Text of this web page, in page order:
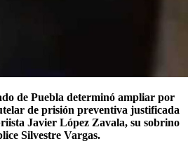
de Puebla determinó ampliar por
de prisión preventiva justificada
Javier López Zavala, su sobrino
Silvestre Vargas.